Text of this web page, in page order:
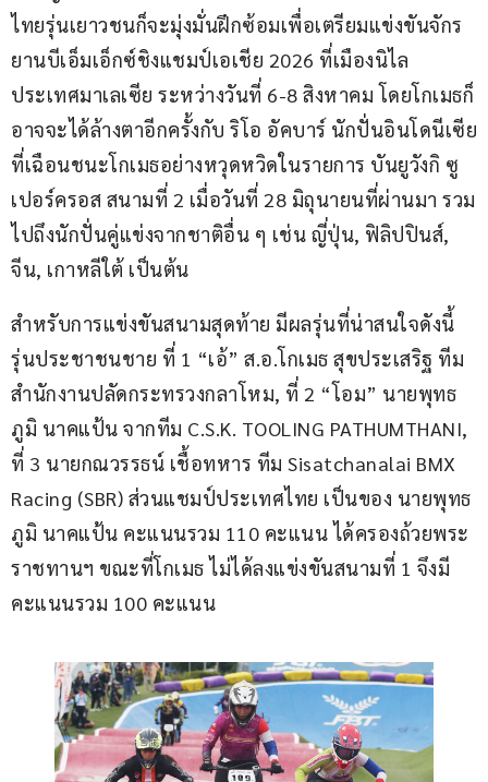
ไทยรุ่นเยาวชนก็จะมุ่งมั่นฝึกซ้อมเพื่อเตรียมแข่งขันจักร
ยานบีเอ็มเอ็กซ์ชิงแชมป์เอเชีย 2026 ที่เมืองนิไล
ประเทศมาเลเซีย ระหว่างวันที่ 6-8 สิงหาคม โดยโกเมธก็
อาจจะได้ล้างตาอีกครั้งกับ ริโอ อัคบาร์ นักปั่นอินโดนีเซีย
ที่เฉือนชนะโกเมธอย่างหวุดหวิดในรายการ บันยูวังกิ ซู
เปอร์ครอส สนามที่ 2 เมื่อวันที่ 28 มิถุนายนที่ผ่านมา รวม
ไปถึงนักปั่นคู่แข่งจากชาติอื่น ๆ เช่น ญี่ปุ่น, ฟิลิปปินส์,
จีน, เกาหลีใต้ เป็นต้น
สำหรับการแข่งขันสนามสุดท้าย มีผลรุ่นที่น่าสนใจดังนี้
รุ่นประชาชนชาย ที่ 1 “เอ้” ส.อ.โกเมธ สุขประเสริฐ ทีม
สำนักงานปลัดกระทรวงกลาโหม, ที่ 2 “โอม” นายพุทธ
ภูมิ นาคแป้น จากทีม C.S.K. TOOLING PATHUMTHANI,
ที่ 3 นายกณวรรธน์ เชื้อทหาร ทีม Sisatchanalai BMX
Racing (SBR) ส่วนแชมป์ประเทศไทย เป็นของ นายพุทธ
ภูมิ นาคแป้น คะแนนรวม 110 คะแนน ได้ครองถ้วยพระ
ราชทานฯ ขณะที่โกเมธ ไม่ได้ลงแข่งขันสนามที่ 1 จึงมี
คะแนนรวม 100 คะแนน